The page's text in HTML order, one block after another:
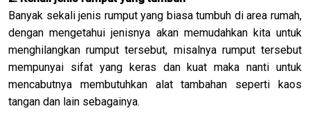
Banyak sekali jenis rumput yang biasa tumbuh di area rumah,
dengan mengetahui jenisnya akan memudahkan kita untuk
menghilangkan rumput tersebut, misalnya rumput tersebut
mempunyai sifat yang keras dan kuat maka nanti untuk
mencabutnya membutuhkan alat tambahan seperti kaos
tangan dan lain sebagainya.